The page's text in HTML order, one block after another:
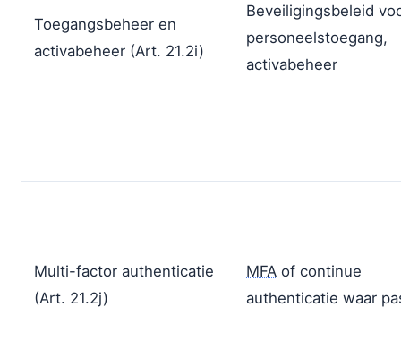
Toegangsbeheer en
activabeheer (Art. 21.2i)
Beveiligingsbeleid
personeelstoegang,
activabeheer
Multi-factor authenticatie
(Art. 21.2j)
MFA of continue
authenticatie waar